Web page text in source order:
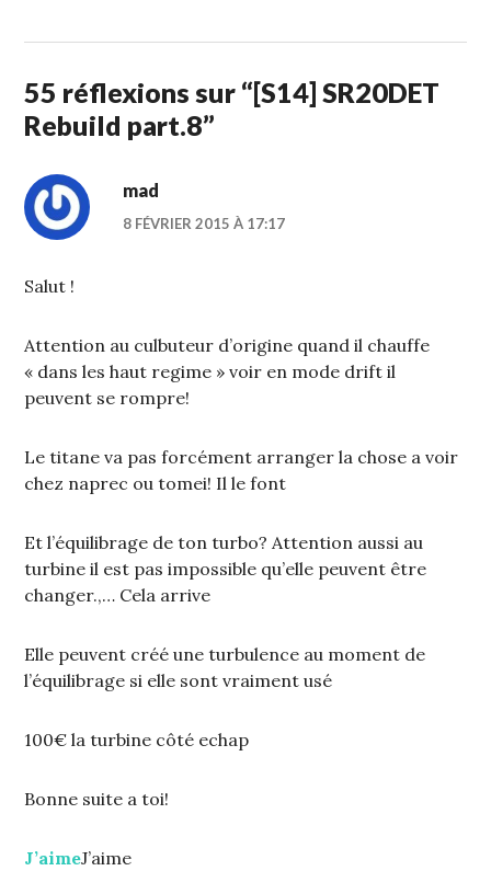
55 réflexions sur “[S14] SR20DET
Rebuild part.8”
mad
8 FÉVRIER 2015 À 17:17
Salut !
Attention au culbuteur d’origine quand il chauffe
« dans les haut regime » voir en mode drift il
peuvent se rompre!
Le titane va pas forcément arranger la chose a voir
chez naprec ou tomei! Il le font
Et l’équilibrage de ton turbo? Attention aussi au
turbine il est pas impossible qu’elle peuvent être
changer.,… Cela arrive
Elle peuvent créé une turbulence au moment de
l’équilibrage si elle sont vraiment usé
100€ la turbine côté echap
Bonne suite a toi!
J’aimeJ’aime